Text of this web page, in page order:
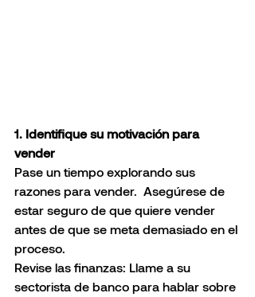
1. Identifique su motivación para
vender
Pase un tiempo explorando sus
razones para vender.  Asegúrese de
estar seguro de que quiere vender
antes de que se meta demasiado en el
proceso.
Revise las finanzas: Llame a su
sectorista de banco para hablar sobre